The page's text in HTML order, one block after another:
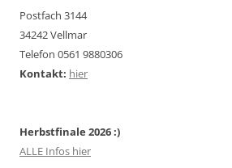
Postfach 3144
34242 Vellmar
Telefon 0561 9880306
Kontakt: hier
Herbstfinale 2026 :)
ALLE Infos hier